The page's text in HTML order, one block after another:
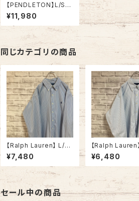
【PENDLETON】L/S C
heck pattern Shirt L
70s Made in USA ペ
ンドルトン アメリカ製
チェック柄シャツ オンブ
ラシャツ 長袖 USA アメ
リカ 古着
¥11,980
同じカテゴリの商品
【Ralph Lauren】 L/S
Stripe BD Shirt L 90
s vintage blue ラルフ
ローレン ストライプ BD
シャツ ボタンダウン 長
袖 ポニーロゴ 刺繍ロゴ
胸ロゴ アメリカ USA
古着
¥7,480
【Ralph Lauren
Stripe BD
s vintage ラル
レン ストライプ
ニーロゴ 刺繍ロ
ゴ アメリカ
¥6,480
セール中の商品